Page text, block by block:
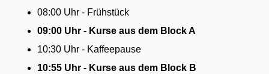
08:00 Uhr - Frühstück
09:00 Uhr - Kurse aus dem Block A
10:30 Uhr - Kaffeepause
10:55 Uhr - Kurse aus dem Block B